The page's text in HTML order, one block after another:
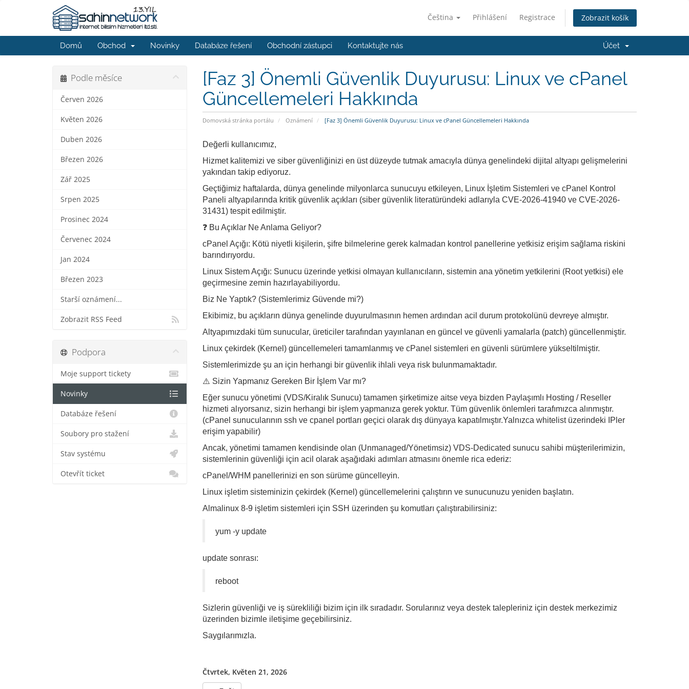
Čeština Přihlášení Registrace Zobrazit košík
Domů Obchod Novinky Databáze řešení Obchodní zástupci Kontaktujte nás Účet
[Faz 3] Önemli Güvenlik Duyurusu: Linux ve cPanel
Güncellemeleri Hakkında
Domovská stránka portálu Oznámení [Faz 3] Önemli Güvenlik Duyurusu: Linux ve cPanel Güncellemeleri Hakkında
Podle měsíce
Červen 2026
Květen 2026
Duben 2026
Březen 2026
Zář 2025
Srpen 2025
Prosinec 2024
Červenec 2024
Jan 2024
Březen 2023
Starší oznámení...
Zobrazit RSS Feed
Değerli kullanıcımız,
Hizmet kalitemizi ve siber güvenliğinizi en üst düzeyde tutmak amacıyla dünya genelindeki dijital altyapı gelişmelerini
yakından takip ediyoruz.
Geçtiğimiz haftalarda, dünya genelinde milyonlarca sunucuyu etkileyen, Linux İşletim Sistemleri ve cPanel Kontrol
Paneli altyapılarında kritik güvenlik açıkları (siber güvenlik literatüründeki adlarıyla CVE-2026-41940 ve CVE-2026-
31431) tespit edilmiştir.
❓ Bu Açıklar Ne Anlama Geliyor?
cPanel Açığı: Kötü niyetli kişilerin, şifre bilmelerine gerek kalmadan kontrol panellerine yetkisiz erişim sağlama riskini
barındırıyordu.
Linux Sistem Açığı: Sunucu üzerinde yetkisi olmayan kullanıcıların, sistemin ana yönetim yetkilerini (Root yetkisi) ele
geçirmesine zemin hazırlayabiliyordu.
Biz Ne Yaptık? (Sistemlerimiz Güvende mi?)
Ekibimiz, bu açıkların dünya genelinde duyurulmasının hemen ardından acil durum protokolünü devreye almıştır.
Altyapımızdaki tüm sunucular, üreticiler tarafından yayınlanan en güncel ve güvenli yamalarla (patch) güncellenmiştir.
Linux çekirdek (Kernel) güncellemeleri tamamlanmış ve cPanel sistemleri en güvenli sürümlere yükseltilmiştir.
Sistemlerimizde şu an için herhangi bir güvenlik ihlali veya risk bulunmamaktadır.
⚠️ Sizin Yapmanız Gereken Bir İşlem Var mı?
Eğer sunucu yönetimi (VDS/Kiralık Sunucu) tamamen şirketimize aitse veya bizden Paylaşımlı Hosting / Reseller
hizmeti alıyorsanız, sizin herhangi bir işlem yapmanıza gerek yoktur. Tüm güvenlik önlemleri tarafımızca alınmıştır.
(cPanel sunucularının ssh ve cpanel portları geçici olarak dış dünyaya kapatılmıştır.Yalnızca whitelist üzerindeki IPler
erişim yapabilir)
Ancak, yönetimi tamamen kendisinde olan (Unmanaged/Yönetimsiz) VDS-Dedicated sunucu sahibi müşterilerimizin,
sistemlerinin güvenliği için acil olarak aşağıdaki adımları atmasını önemle rica ederiz:
cPanel/WHM panellerinizi en son sürüme güncelleyin.
Linux işletim sisteminizin çekirdek (Kernel) güncellemelerini çalıştırın ve sunucunuzu yeniden başlatın.
Almalinux 8-9 işletim sistemleri için SSH üzerinden şu komutları çalıştırabilirsiniz:
yum -y update
update sonrası:
reboot
Sizlerin güvenliği ve iş sürekliliği bizim için ilk sıradadır. Sorularınız veya destek talepleriniz için destek merkezimiz
üzerinden bizimle iletişime geçebilirsiniz.
Saygılarımızla.
Čtvrtek, Květen 21, 2026
Podpora
Moje support tickety
Novinky
Databáze řešení
Soubory pro stažení
Stav systému
Otevřít ticket